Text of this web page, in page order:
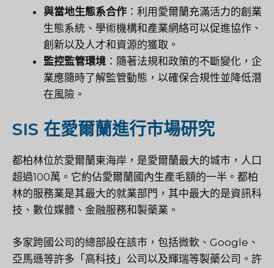
與當地生態系合作 ：利用愛爾蘭充滿活力的創業
生態系統、學術機構和產業網絡可以促進協作、
創新以及人才和資源的獲取。
監控監管環境 ：隨著法規和政策的不斷變化，企
業應隨時了解監管動態，以確保合規性並降低潛
在風險。
SIS 在愛爾蘭進行市場研究
都柏林位於愛爾蘭東海岸，是愛爾蘭最大的城市，人口
超過100萬。它約佔愛爾蘭國內生產毛額的一半。都柏
林的服務業是其最大的就業部門，其中最大的是資訊科
技、數位媒體、金融服務和製藥業。
多家跨國公司的總部設在該市，包括微軟、Google、
亞馬遜等許多「高科技」公司以及輝瑞等製藥公司。許